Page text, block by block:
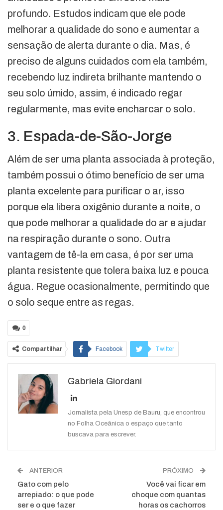
profundo. Estudos indicam que ele pode
melhorar a qualidade do sono e aumentar a
sensação de alerta durante o dia. Mas, é
preciso de alguns cuidados com ela também,
recebendo luz indireta brilhante mantendo o
seu solo úmido, assim, é indicado regar
regularmente, mas evite encharcar o solo.
3. Espada-de-São-Jorge
Além de ser uma planta associada à proteção,
também possui o ótimo benefício de ser uma
planta excelente para purificar o ar, isso
porque ela libera oxigênio durante a noite, o
que pode melhorar a qualidade do ar e ajudar
na respiração durante o sono. Outra
vantagem de tê-la em casa, é por ser uma
planta resistente que tolera baixa luz e pouca
água. Regue ocasionalmente, permitindo que
o solo seque entre as regas.
0
Compartilhar Facebook Twitter
WhatsApp
Gabriela Giordani
Jornalista pela Unesp de Bauru, que encontrou
no Folha Oceânica o espaço que tanto
buscava para escrever.
ANTERIOR
Gato com pelo
arrepiado: o que pode
ser e o que fazer
PRÓXIMO
Você vai ficar em
choque com quantas
horas os cachorros